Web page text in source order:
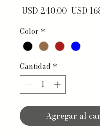
USD 240.00 Precio
USD
Color *
Cantidad *
Agregar al